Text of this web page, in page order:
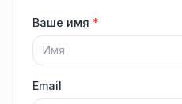
Ваше имя *
Email